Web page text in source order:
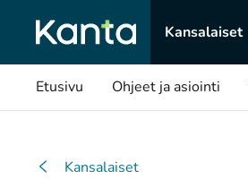
Kansalaiset
Etusivu Ohjeet ja asiointi
Kansalaiset